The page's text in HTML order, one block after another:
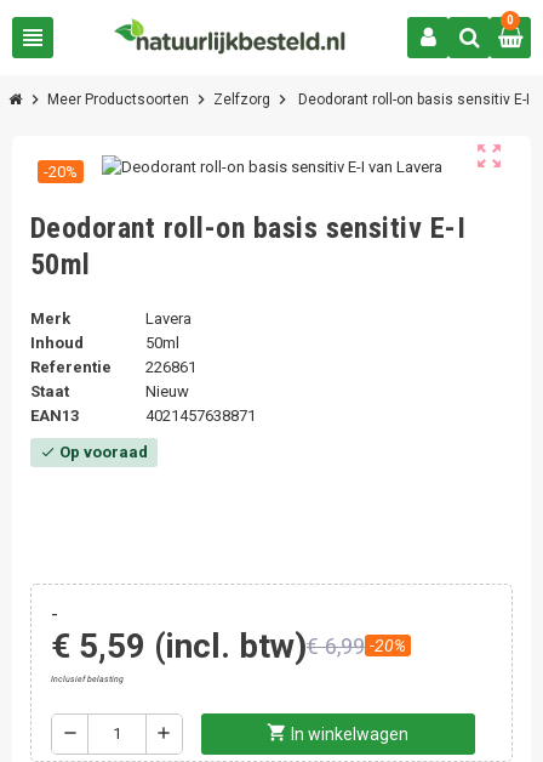
view_headline
0
chevron_right Meer Productsoorten chevron_right Zelfzorg chevron_right Deodorant roll-on basis sensitiv E-I
zoom_out_map
-20%
Deodorant roll-on basis sensitiv E-I
50ml
Merk
Lavera
Inhoud
50ml
Referentie
226861
Staat
Nieuw
EAN13
4021457638871
check Op vooraad
-
€ 5,59 (incl. btw)€ 6,99 -20%
Inclusief belasting
remove add shopping_cart In winkelwagen